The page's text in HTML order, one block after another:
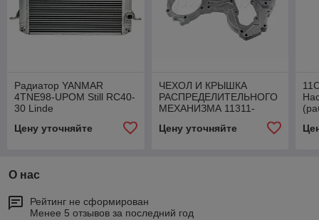
Радиатор YANMAR
4TNE98-UPOM Still RC40-
30 Linde
Цену уточняйте
ЧЕХОЛ И КРЫШКА
РАСПРЕДЕЛИТЕЛЬНОГО
МЕХАНИЗМА 11311-
TOYOTA
Цену уточняйте
О нас
Рейтинг не сформирован
Менее 5 отзывов за последний год